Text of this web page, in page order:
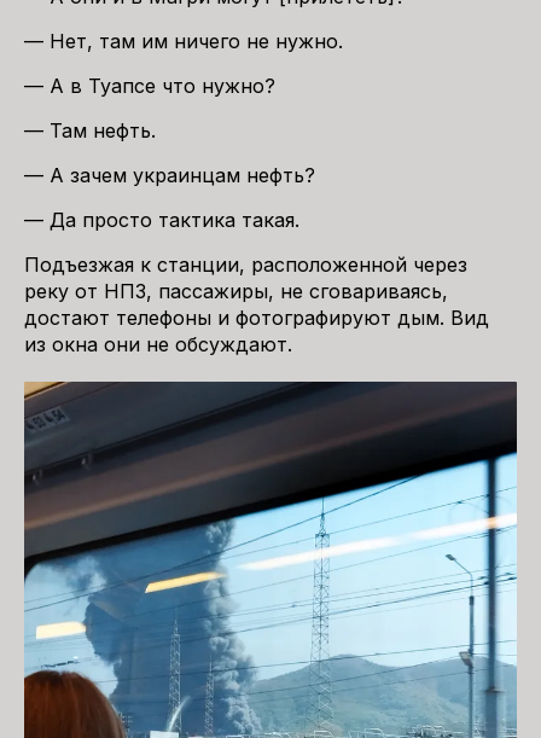
— Нет, там им ничего не нужно.
— А в Туапсе что нужно?
— Там нефть.
— А зачем украинцам нефть?
— Да просто тактика такая.
Подъезжая к станции, расположенной через
реку от НПЗ, пассажиры, не сговариваясь,
достают телефоны и фотографируют дым. Вид
из окна они не обсуждают.